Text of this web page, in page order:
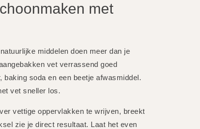
met
middelen doen meer dan je
vet verrassend goed
soda en een beetje afwasmiddel.
vet sneller los.
vettige oppervlakken te wrijven, breekt
zie je direct resultaat. Laat het even